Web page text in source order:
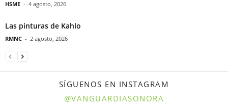
HSME - 4 agosto, 2026
Las pinturas de Kahlo
RMNC - 2 agosto, 2026
SÍGUENOS EN INSTAGRAM
@VANGUARDIASONORA